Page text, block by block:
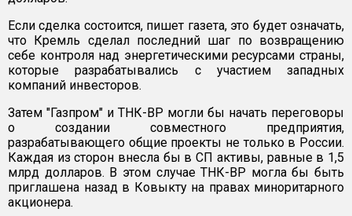
Если сделка состоится, пишет газета, это будет означать,
что Кремль сделал последний шаг по возвращению
себе контроля над энергетическими ресурсами страны,
которые разрабатывались с участием западных
компаний инвесторов.
Затем "Газпром" и ТНК-ВР могли бы начать переговоры
о создании совместного предприятия,
разрабатывающего общие проекты не только в России.
Каждая из сторон внесла бы в СП активы, равные в 1,5
млрд долларов. В этом случае ТНК-ВР могла бы быть
приглашена назад в Ковыкту на правах миноритарного
акционера.